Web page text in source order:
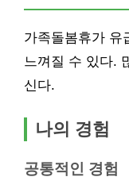
가족돌봄휴가 유
느껴질 수 있다.
신다.
나의 경험
공통적인 경험